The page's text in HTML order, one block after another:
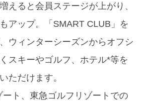
えると会員ステージが上がり、
アップ。「SMART CLUB」を
ウィンターシーズンからオフシ
スキーやゴルフ、ホテル*等を
ただけます。
ト、東急ゴルフリゾートでの